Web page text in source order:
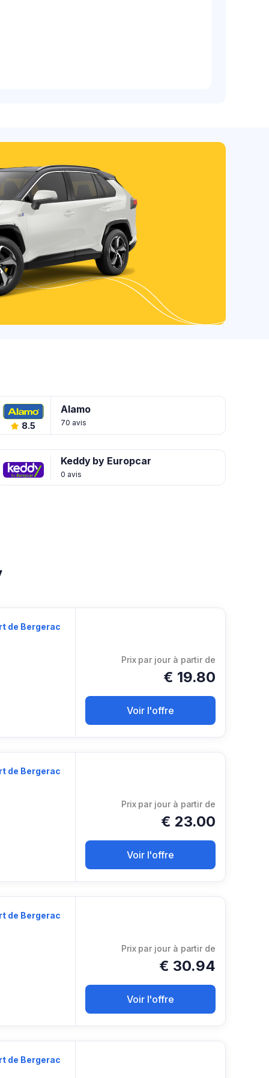
8.5
Alamo
70 avis
Keddy by Europcar
0 avis
de Bergerac
Prix ​​par jour à partir de
€ 19.80
Voir l'offre
de Bergerac
Prix ​​par jour à partir de
€ 23.00
Voir l'offre
de Bergerac
Prix ​​par jour à partir de
€ 30.94
Voir l'offre
de Bergerac